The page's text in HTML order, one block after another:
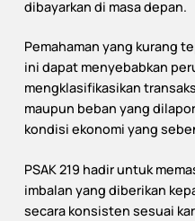
dibayarkan di masa depan.
Pemahaman yang kurang
ini dapat menyebabkan
mengklasifikasikan
maupun beban yang
kondisi ekonomi yang
PSAK 219 hadir untuk
imbalan yang diberikan
secara konsisten sesuai